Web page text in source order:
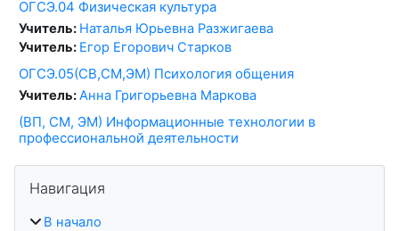
ОГСЭ.04 Физическая культура
Учитель: Наталья Юрьевна Разжигаева
Учитель: Егор Егорович Старков
ОГСЭ.05(СВ,СМ,ЭМ) Психология общения
Учитель:Анна Григорьевна Маркова
(ВП, СМ, ЭМ) Информационные технологии в
профессиональной деятельности
Блоки
Навигация
В начало